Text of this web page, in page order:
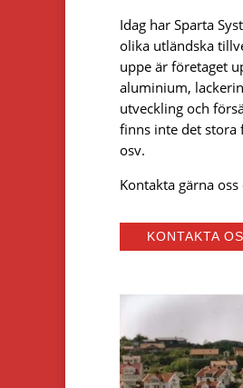
Idag har Sparta
olika utländska
uppe är företaget
aluminium,
utveckling och
finns inte det stora
osv.
Kontakta gärna
KONTAKTA